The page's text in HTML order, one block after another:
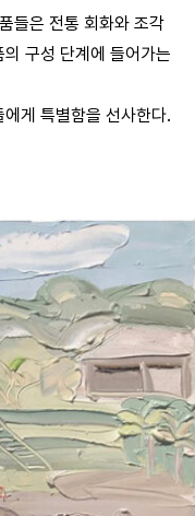
들은 전통 회화와 조각
구성 단계에 들어가는
게 특별함을 선사한다.